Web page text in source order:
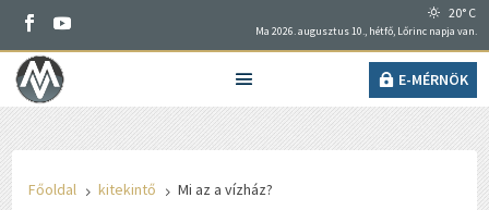
20° C
Ma 2026. augusztus 10., hétfő, Lőrinc napja van.
E-MÉRNÖK
Főoldal 5 kitekintő 5 Mi az a vízház?